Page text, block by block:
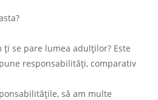
se pare lumea adulților? Este
responsabilități, comparativ
să am multe